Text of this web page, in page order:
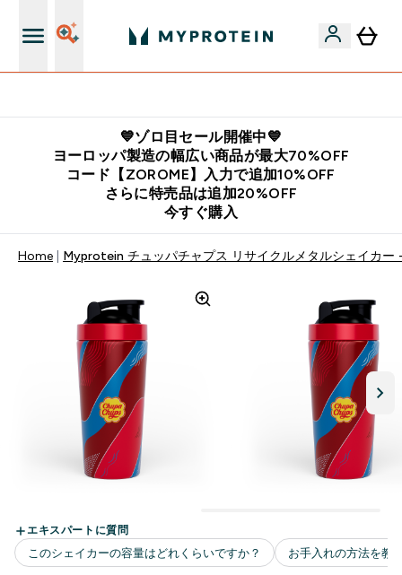
💙ゾロ目セール開催中💙
ヨーロッパ製造の幅広い商品が最大70%OFF
コード【ZOROME】入力で追加10%OFF
さらに特売品は追加20%OFF
今すぐ購入
Home Myprotein チュッパチャプス リサイクルメタルシェイカー